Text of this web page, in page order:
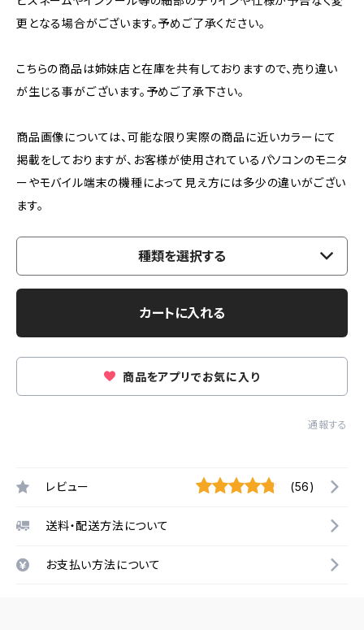
更となる場合がございます。予めご了承ください。
こちらの商品は姉妹店と在庫を共有しておりますので、売り違い
が生じる事がございます。予めご了承下さい。
商品画像については、可能な限り実際の商品に近いカラーにて
掲載をしておりますが、お客様が使用されているパソコンのモニタ
ーやモバイル端末の機種によって見え方には多少の違いがござい
ます。
種類を選択する
カートに入れる
商品をアプリでお気に入り
通報する
レビュー (56)
送料・配送方法について
お支払い方法について